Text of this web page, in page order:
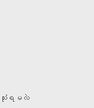
သုံးရမလဲ